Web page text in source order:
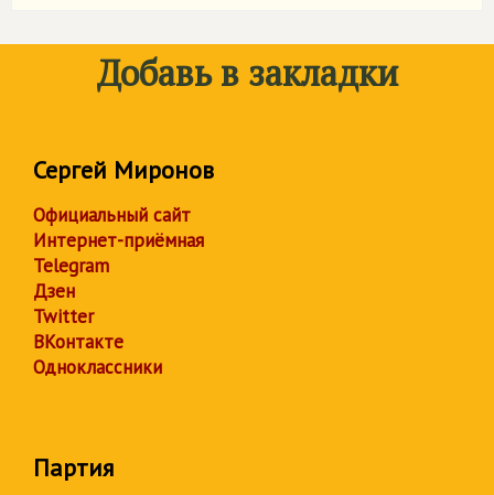
Добавь в закладки
Сергей Миронов
Официальный сайт
Интернет-приёмная
Telegram
Дзен
Twitter
ВКонтакте
Одноклассники
Партия